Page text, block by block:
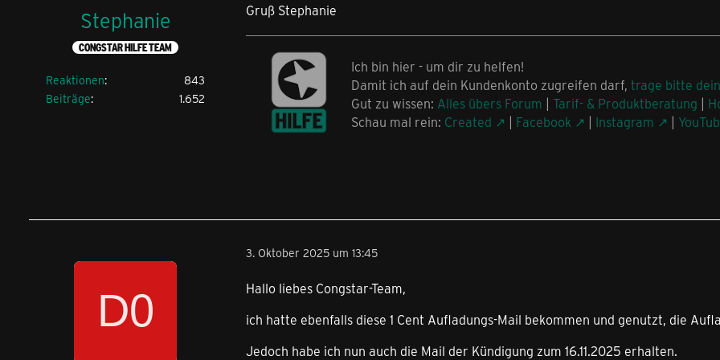
Stephanie
CONGSTAR HILFE TEAM
Reaktionen
843
Beiträge
1.652
Gruß Stephanie
Ich bin hier - um dir zu helfen!
Damit ich auf dein Kundenkonto zugreifen darf, trage bitte
Gut zu wissen: Alles übers Forum | Tarif- & Produktberatung |
Schau mal rein: Created | Facebook | Instagram |
3. Oktober 2025 um 13:45
Hallo liebes Congstar-Team,
ich hatte ebenfalls diese 1 Cent Aufladungs-Mail bekommen und genutzt, die
Jedoch habe ich nun auch die Mail der Kündigung zum 16.11.2025 erhalten.